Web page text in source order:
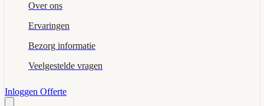
Over ons
Ervaringen
Bezorg informatie
Veelgestelde vragen
Inloggen Offerte